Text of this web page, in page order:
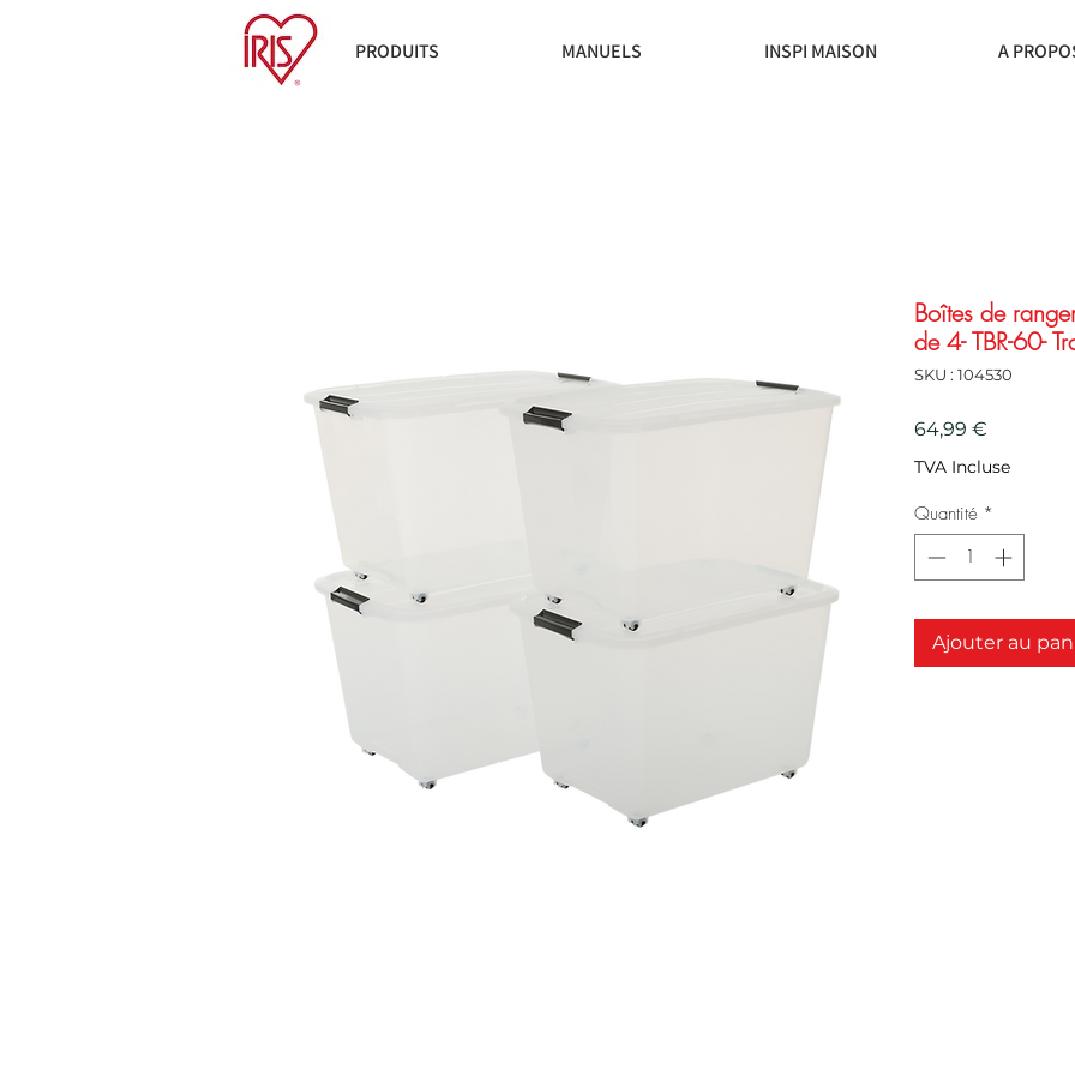
PRODUITS MANUELS INSPI MAISON A
Boîtes de
de 4- TBR-60-
SKU : 104530
64,99 €
TVA Incluse
Quantité *
Ajouter au